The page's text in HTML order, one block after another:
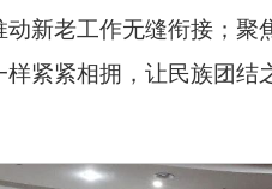
新老工作无缝衔接；
紧紧相拥，让民族团